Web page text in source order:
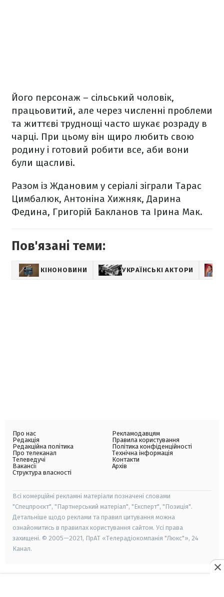
Його персонаж – сільський чоловік,
працьовитий, але через численні проблеми
та життєві труднощі часто шукає розраду в
чарці. При цьому він щиро любить свою
родину і готовий робити все, аби вони
були щасливі.
Разом із Ждановим у серіалі зіграли Тарас
Цимбалюк, Антоніна Хижняк, Дарина
Федина, Григорій Бакланов та Ірина Мак.
Пов'язані теми:
КІНОНОВИНИ УКРАЇНСЬКІ АКТОРИ
Про нас
Редакція
Редакційна політика
Про телеканал
Телеведучі
Вакансії
Структура власності
Рекламодавцям
Правила користування
Політика конфіденційності
Технічна інформація
Контакти
Архів
Всі комерційні рекламні матеріали позначені словами
"Спецпроєкт", "Партнерський матеріал", "Експерт", "Позиція".
Детальніше щодо реклами та правил цитування можна
ознайомитись в правилах користування сайтом. Усі права
захищені. © 2005—2021, ПрАТ «Телерадіокомпанія "Люкс"», 24
Канал.